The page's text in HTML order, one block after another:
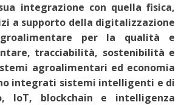
integrazione con quella fisica,
a supporto della digitalizzazione
per la qualità e
tracciabilità, sostenibilità e
agroalimentari ed economia
integrati sistemi intelligenti e di
IoT, blockchain e intelligenza